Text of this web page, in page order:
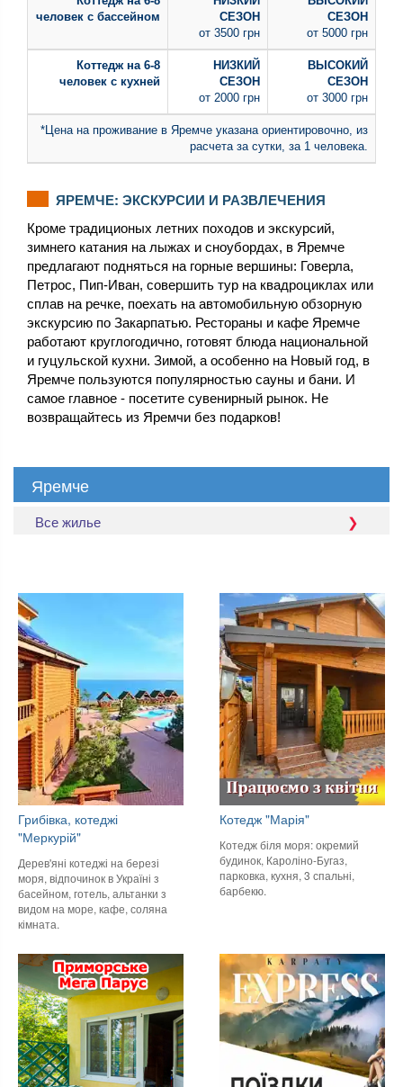
человек с бассейном
от 3500 грн
от 5000 грн
Коттедж на 6-8
человек с кухней
от 2000 грн
от 3000 грн
*Цена на проживание в Яремче указана ориентировочно, из
расчета за сутки, за 1 человека.
ЯРЕМЧЕ: ЭКСКУРСИИ И РАЗВЛЕЧЕНИЯ
Кроме традиционых летних походов и экскурсий,
зимнего катания на лыжах и сноубордах, в Яремче
предлагают подняться на горные вершины: Говерла,
Петрос, Пип-Иван, совершить тур на квадроциклах или
сплав на речке, поехать на автомобильную обзорную
экскурсию по Закарпатью. Рестораны и кафе Яремче
работают круглогодично, готовят блюда национальной
и гуцульской кухни. Зимой, а особенно на Новый год, в
Яремче пользуются популярностью сауны и бани. И
самое главное - посетите сувенирный рынок. Не
возвращайтесь из Яремчи без подарков!
Яремче
Все жилье
Грибівка, котеджі
"Меркурій"
Дерев'яні котеджі на березі
моря, відпочинок в Україні з
басейном, готель, альтанки з
видом на море, кафе, соляна
кімната.
Котедж "Марія"
Котедж біля моря: окремий
будинок, Кароліно-Бугаз,
парковка, кухня, 3 спальні,
барбекю.